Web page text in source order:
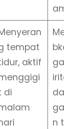
tempat
aktif
di
n